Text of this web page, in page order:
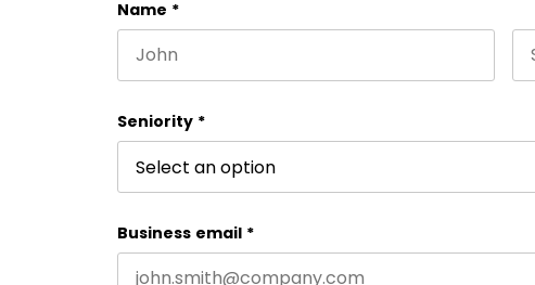
Name *
Seniority *
Business email *